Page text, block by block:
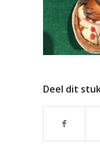
Deel dit